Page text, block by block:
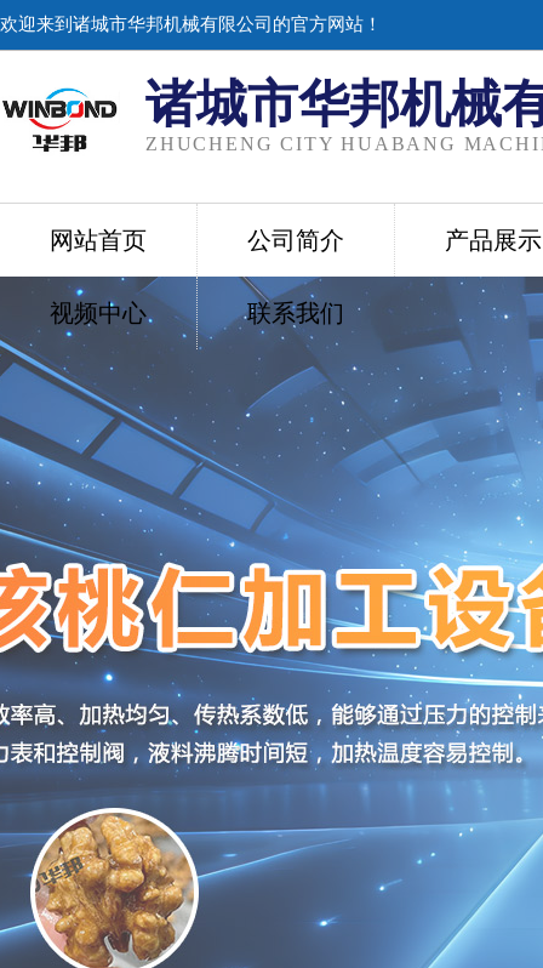
欢迎来到诸城市华邦机械有限公司的官方网站！
诸城市华邦机械
ZHUCHENG CITY HUABANG
网站首页 公司简介 产品展示
视频中心 联系我们